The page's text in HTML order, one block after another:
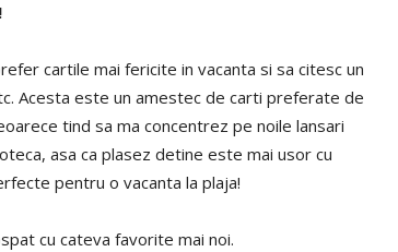
cartile mai fericite in vacanta si sa citesc un
Acesta este un amestec de carti preferate de
tind sa ma concentrez pe noile lansari
asa ca plasez detine este mai usor cu
pentru o vacanta la plaja!
cu cateva favorite mai noi.